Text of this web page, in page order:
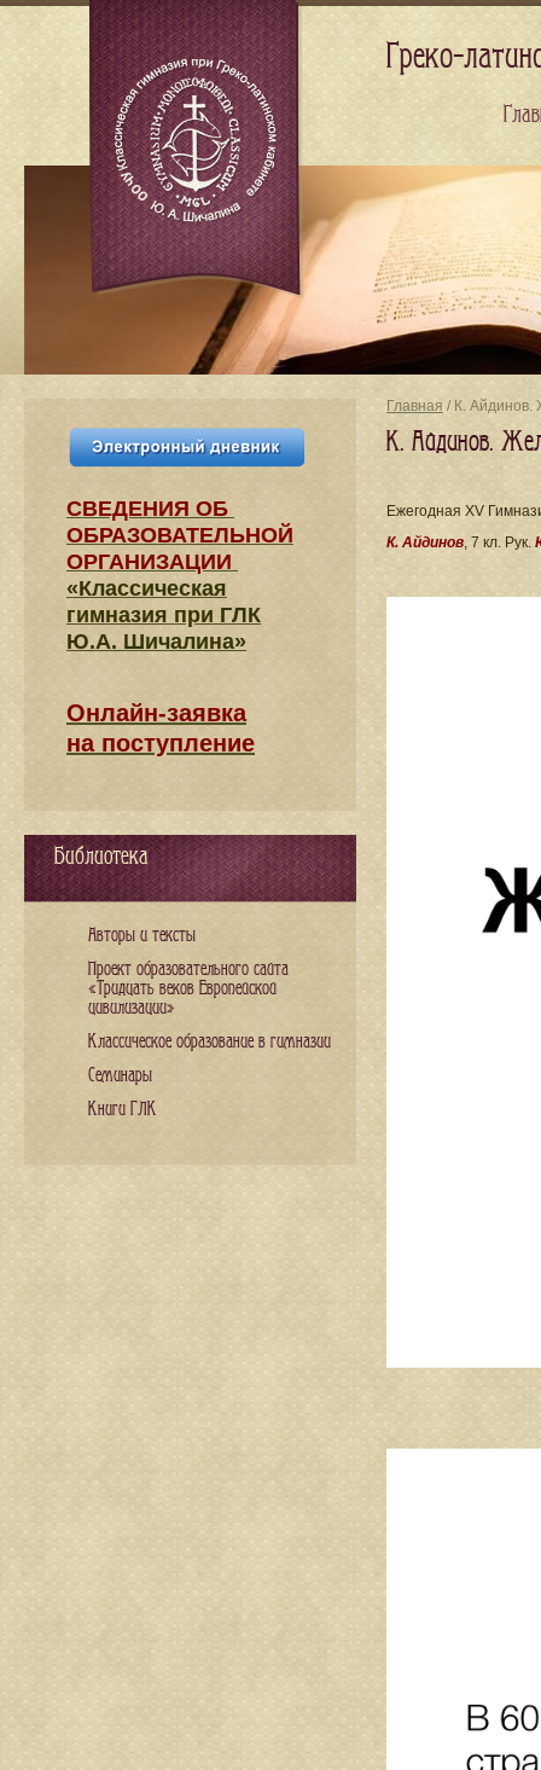
Главная / К. Айдинов.
К. Айдинов.
Ежегодная XV
К. Айдинов, 7 кл. Рук.
СВЕДЕНИЯ​ ОБ
ОБРАЗОВАТЕЛЬНОЙ
ОРГАНИЗАЦИИ
«Классическая
гимназия при ГЛК
Ю.А. Шичалина»
Онлайн-заявка
на поступление
Библиотека
Авторы и тексты
Проект образовательного сайта
«Тридцать веков Европейской
цивилизации»
Классическое образование в гимназии
Семинары
Книги ГЛК
Греко-